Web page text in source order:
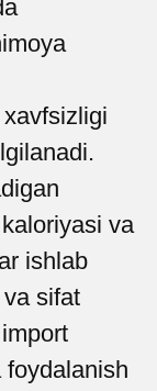
va
ishlab
sifat
foydalanish